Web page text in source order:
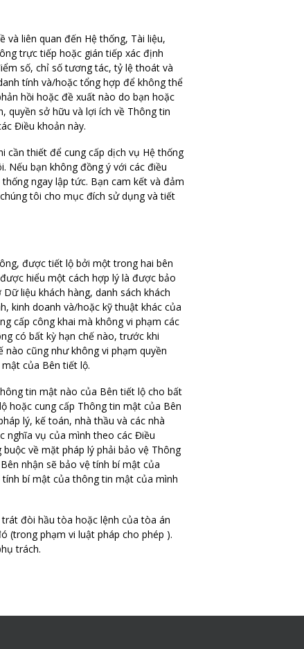
và liên quan đến Hệ thống, Tài liệu,
trực tiếp hoặc gián tiếp xác định
số, chỉ số tương tác, tỷ lệ thoát và
tính và/hoặc tổng hợp để không thể
hồi hoặc đề xuất nào do bạn hoặc
quyền sở hữu và lợi ích về Thông tin
Điều khoản này.
cần thiết để cung cấp dịch vụ Hệ thống
Nếu bạn không đồng ý với các điều
ngay lập tức. Bạn cam kết và đảm
tôi cho mục đích sử dụng và tiết
được tiết lộ bởi một trong hai bên
hiểu một cách hợp lý là được bảo
liệu khách hàng, danh sách khách
kinh doanh và/hoặc kỹ thuật khác của
cấp công khai mà không vi phạm các
có bất kỳ hạn chế nào, trước khi
cũng như không vi phạm quyền
của Bên tiết lộ.
tin mật nào của Bên tiết lộ cho bất
hoặc cung cấp Thông tin mật của Bên
lý, kế toán, nhà thầu và các nhà
nghĩa vụ của mình theo các Điều
về mặt pháp lý phải bảo vệ Thông
nhận sẽ bảo vệ tính bí mật của
bí mật của thông tin mật của mình
đòi hầu tòa hoặc lệnh của tòa án
(trong phạm vi luật pháp cho phép ).
trách.